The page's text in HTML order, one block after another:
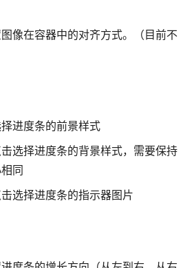
图像在容器中的对齐方式。（目前不
进度条的前景样式
击选择进度条的背景样式，需要保持
同
击选择进度条的指示器图片